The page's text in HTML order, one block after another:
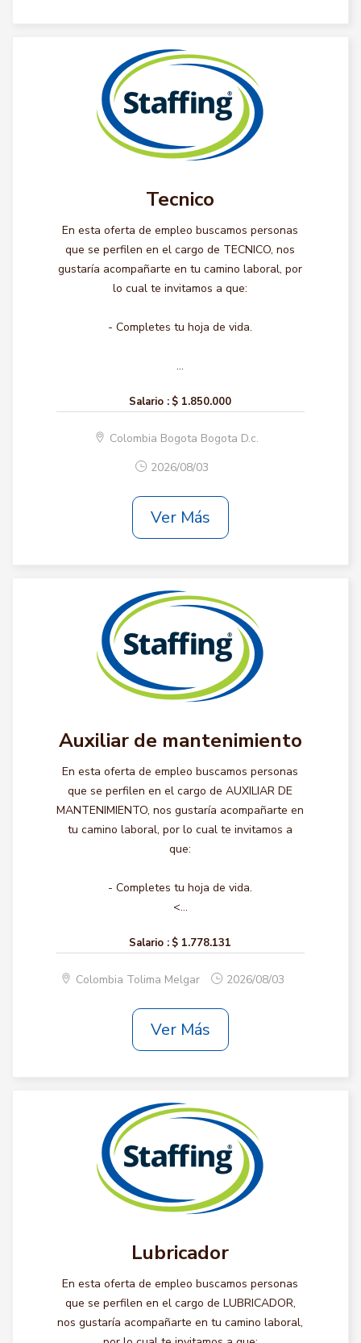
Tecnico
En esta oferta de empleo buscamos personas
que se perfilen en el cargo de TECNICO, nos
gustaría acompañarte en tu camino laboral, por
lo cual te invitamos a que:
- Completes tu hoja de vida.
...
Salario : $ 1.850.000
Colombia Bogota Bogota D.c.
2026/08/03
Ver Más
Auxiliar de mantenimiento
En esta oferta de empleo buscamos personas
que se perfilen en el cargo de AUXILIAR DE
MANTENIMIENTO, nos gustaría acompañarte en
tu camino laboral, por lo cual te invitamos a
que:
- Completes tu hoja de vida.
<...
Salario : $ 1.778.131
Colombia Tolima Melgar 2026/08/03
Ver Más
Lubricador
En esta oferta de empleo buscamos personas
que se perfilen en el cargo de LUBRICADOR,
nos gustaría acompañarte en tu camino laboral,